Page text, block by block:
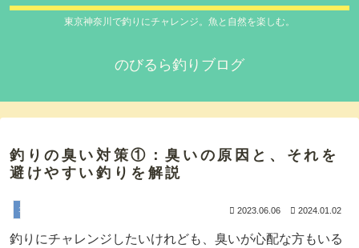
東京神奈川で釣りにチャレンジ。魚と自然を楽しむ。
のびるら釣りブログ
釣りの臭い対策①：臭いの原因と、それを
避けやすい釣りを解説
１_釣りを始める。 2023.06.06 2024.01.02
釣りにチャレンジしたいけれども、臭いが心配な方もいる